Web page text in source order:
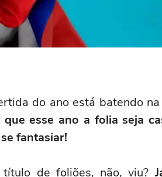
do ano está batendo
que esse ano a folia seja
fantasiar!
de foliões, não, viu?